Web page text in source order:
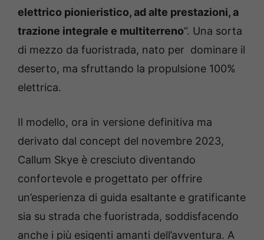
elettrico pionieristico, ad alte prestazioni, a
trazione integrale e multiterreno“. Una sorta
di mezzo da fuoristrada, nato per dominare il
deserto, ma sfruttando la propulsione 100%
elettrica.
Il modello, ora in versione definitiva ma
derivato dal concept del novembre 2023,
Callum Skye è cresciuto diventando
confortevole e progettato per offrire
un’esperienza di guida esaltante e gratificante
sia su strada che fuoristrada, soddisfacendo
anche i più esigenti amanti dell’avventura. A